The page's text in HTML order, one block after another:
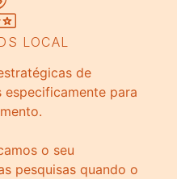
LOCAL
de
para
o seu
pesquisas quando o